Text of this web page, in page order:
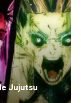
Jujutsu